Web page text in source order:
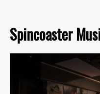
Spincoaster